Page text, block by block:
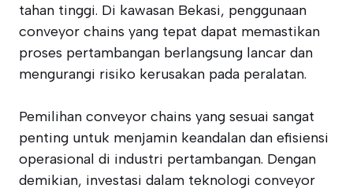
tahan tinggi. Di kawasan Bekasi, penggunaan
conveyor chains yang tepat dapat memastikan
proses pertambangan berlangsung lancar dan
mengurangi risiko kerusakan pada peralatan.
Pemilihan conveyor chains yang sesuai sangat
penting untuk menjamin keandalan dan efisiensi
operasional di industri pertambangan. Dengan
demikian, investasi dalam teknologi conveyor